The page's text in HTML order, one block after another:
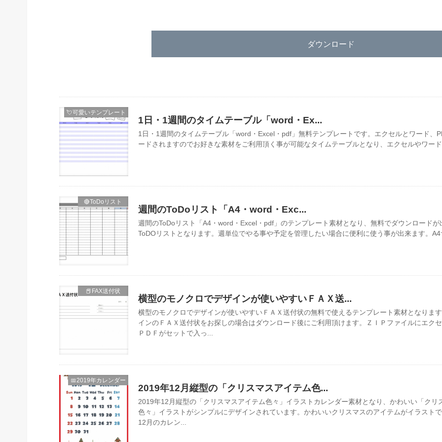
ダウンロード
💘可愛いテンプレート
1日・1週間のタイムテーブル「word・Ex...
1日・1週間のタイムテーブル「word・Excel・pdf」無料テンプレートです。エクセルとワード、
ードされますのでお好きな素材をご利用頂く事が可能なタイムテーブルとなり、エクセルやワー
🔴ToDoリスト
週間のToDoリスト「A4・word・Exc...
週間のToDoリスト「A4・word・Excel・pdf」のテンプレート素材となり、無料でダウンロードが
ToDOリストとなります。週単位でやる事や予定を管理したい場合に便利に使う事が出来ます。A4
📕FAX送付状
横型のモノクロでデザインが使いやすいＦＡＸ送...
横型のモノクロでデザインが使いやすいＦＡＸ送付状の無料で使えるテンプレート素材となりま
インのＦＡＸ送付状をお探しの場合はダウンロード後にご利用頂けます。ＺＩＰファイルにエクセ
ＰＤＦがセットで入っ...
📅2019年カレンダー
2019年12月縦型の「クリスマスアイテム色...
2019年12月縦型の「クリスマスアイテム色々」イラストカレンダー素材となり、かわいい「クリ
色々」イラストがシンプルにデザインされています。かわいいクリスマスのアイテムがイラスト
12月のカレン...